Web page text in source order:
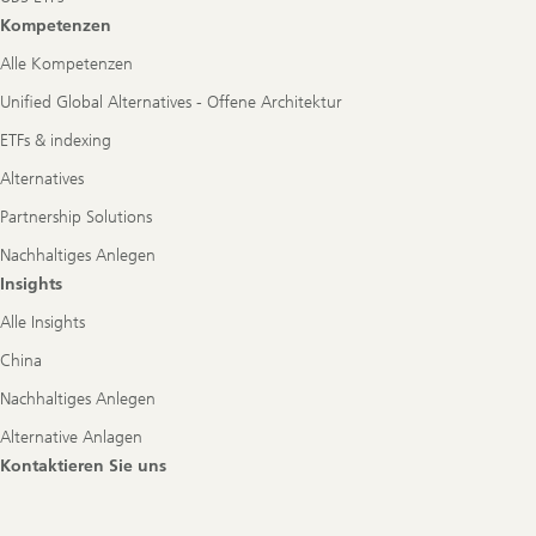
Kompetenzen
Alle Kompetenzen
Unified Global Alternatives - Offene Architektur
ETFs & indexing
Alternatives
Partnership Solutions
Nachhaltiges Anlegen
Insights
Alle Insights
China
Nachhaltiges Anlegen
Alternative Anlagen
Kontaktieren Sie uns